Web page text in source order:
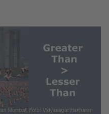
Mumbai, Foto: Vidyasagar Hariharan